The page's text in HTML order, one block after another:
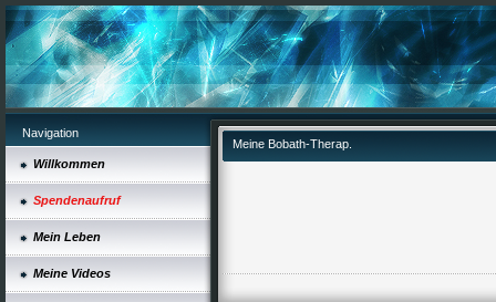
Navigation
Willkommen
Spendenaufruf
Mein Leben
Meine Videos
Meine Bobath-Therap.